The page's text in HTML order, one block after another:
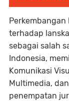
Perkembangan
terhadap
sebagai salah
Indonesia,
Komunikasi
Multimedia,
penempatan